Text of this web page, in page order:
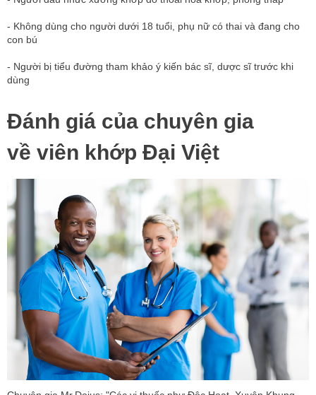
- Không dùng cho người dưới 18 tuổi, phụ nữ có thai và đang cho
con bú
- Người bị tiểu đường tham khảo ý kiến bác sĩ, dược sĩ trước khi
dùng
Đánh giá của chuyên gia
về viên khớp Đại Việt